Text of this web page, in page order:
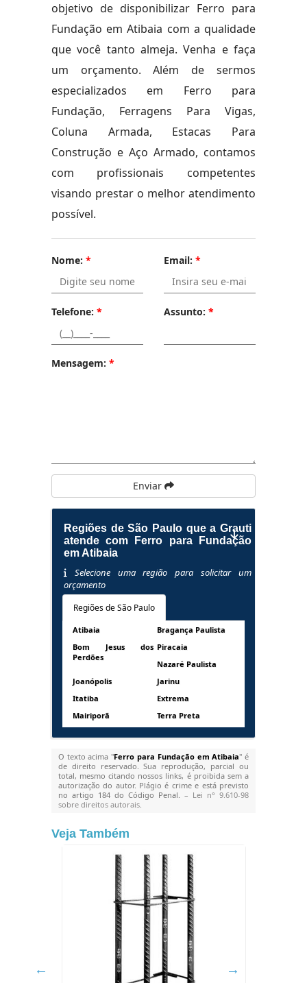
objetivo de disponibilizar Ferro para
Fundação em Atibaia com a qualidade
que você tanto almeja. Venha e faça
um orçamento. Além de sermos
especializados em Ferro para
Fundação, Ferragens Para Vigas,
Coluna Armada, Estacas Para
Construção e Aço Armado, contamos
com profissionais competentes
visando prestar o melhor atendimento
possível.
Nome: * Email: *
Telefone: * Assunto: *
Mensagem: *
Enviar
Regiões de São Paulo que a Grauti
atende com Ferro para Fundação
em Atibaia
Selecione uma região para solicitar um
orçamento
Regiões de São Paulo
Atibaia
Bragança Paulista
Bom Jesus dos
Perdões
Piracaia
Nazaré Paulista
Joanópolis
Jarinu
Itatiba
Extrema
Mairiporã
Terra Preta
O texto acima "Ferro para Fundação em Atibaia" é
de direito reservado. Sua reprodução, parcial ou
total, mesmo citando nossos links, é proibida sem a
autorização do autor. Plágio é crime e está previsto
no artigo 184 do Código Penal. – Lei n° 9.610-98
sobre direitos autorais.
Veja Também